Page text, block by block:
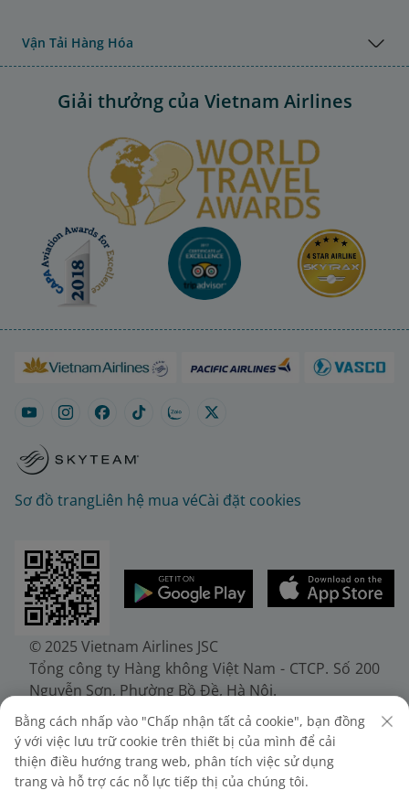
Vận Tải Hàng Hóa
Giải thưởng của Vietnam Airlines
Sơ đồ trangLiên hệ mua véCài đặt cookies
© 2025 Vietnam Airlines JSC
Tổng công ty Hàng không Việt Nam - CTCP. Số 200
Nguyễn Sơn, Phường Bồ Đề, Hà Nội.
Điện thoại: (+84-24) 38272289. Fax: (+84-24)
38722375
Giấy chứng nhận đăng ký doanh nghiệp, mã số
doanh nghiệp 0100107518, đăng ký lần đầu ngày
Bằng cách nhấp vào "Chấp nhận tất cả cookie", bạn đồng
ý với việc lưu trữ cookie trên thiết bị của mình để cải
thiện điều hướng trang web, phân tích việc sử dụng
trang và hỗ trợ các nỗ lực tiếp thị của chúng tôi.